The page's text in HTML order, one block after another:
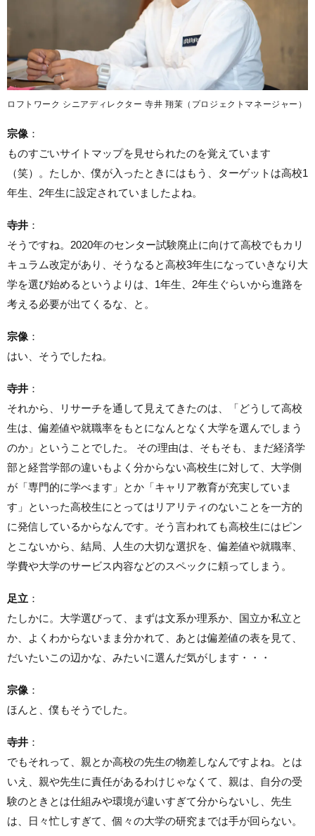
ロフトワーク シニアディレクター 寺井 翔茉（プロジェクトマネージャー）
宗像 ：
ものすごいサイトマップを見せられたのを覚えています
（笑）。たしか、僕が入ったときにはもう、ターゲットは高校1
年生、2年生に設定されていましたよね。
寺井 ：
そうですね。2020年のセンター試験廃止に向けて高校でもカリ
キュラム改定があり、そうなると高校3年生になっていきなり大
学を選び始めるというよりは、1年生、2年生ぐらいから進路を
考える必要が出てくるな、と。
宗像 ：
はい、そうでしたね。
寺井 ：
それから、リサーチを通して見えてきたのは、「どうして高校
生は、偏差値や就職率をもとになんとなく大学を選んでしまう
のか」ということでした。 その理由は、そもそも、まだ経済学
部と経営学部の違いもよく分からない高校生に対して、大学側
が「専門的に学べます」とか「キャリア教育が充実していま
す」といった高校生にとってはリアリティのないことを一方的
に発信しているからなんです。そう言われても高校生にはピン
とこないから、結局、人生の大切な選択を、偏差値や就職率、
学費や大学のサービス内容などのスペックに頼ってしまう。
足立 ：
たしかに。大学選びって、まずは文系か理系か、国立か私立と
か、よくわからないまま分かれて、あとは偏差値の表を見て、
だいたいこの辺かな、みたいに選んだ気がします・・・
宗像 ：
ほんと、僕もそうでした。
寺井 ：
でもそれって、親とか高校の先生の物差しなんですよね。とは
いえ、親や先生に責任があるわけじゃなくて、親は、自分の受
験のときとは仕組みや環境が違いすぎて分からないし、先生
は、日々忙しすぎて、個々の大学の研究までは手が回らない。